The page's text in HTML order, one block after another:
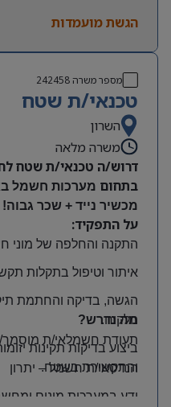
משרה מלאה | ימים א-ה | 6:30-15:30
קרן השתלמות ובונוסים
עובד חברה מהיום הראשון
מיקום: חדרה
הגשת מועמדות
מספר משרה242458
טכנאי/ת שטח
השרון
משרה מלאה
דרוש/ה טכנאי/ת שטח
בתחום מערכות חשמל
מכשיר נייד + שכר גבוה!
על התפקיד:
התקנה והחלפה של מוני
איתור וטיפול בתקלות
הגשה, בדיקה והחתמת
הלקוח.
ביצוע בדיקות תקינות
והתקשורת בשטח.
מה נדרש?
תעודת חשמלאי/ת
הנדסאי/ת חשמל– יתרון
ידע במערכות מונים